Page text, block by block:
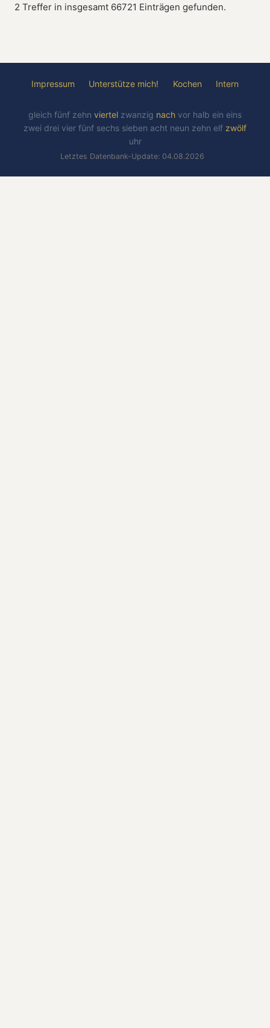
2 Treffer in insgesamt 66721 Einträgen gefunden.
Impressum Unterstütze mich! Kochen Intern
gleich fünf zehn viertel zwanzig nach vor halb ein eins
zwei drei vier fünf sechs sieben acht neun zehn elf zwölf
uhr
Letztes Datenbank-Update: 04.08.2026